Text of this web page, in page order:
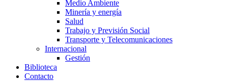
Medio Ambiente
Minería y energía
Salud
Trabajo y Previsión Social
Transporte y Telecomunicaciones
Internacional
Gestión
Biblioteca
Contacto